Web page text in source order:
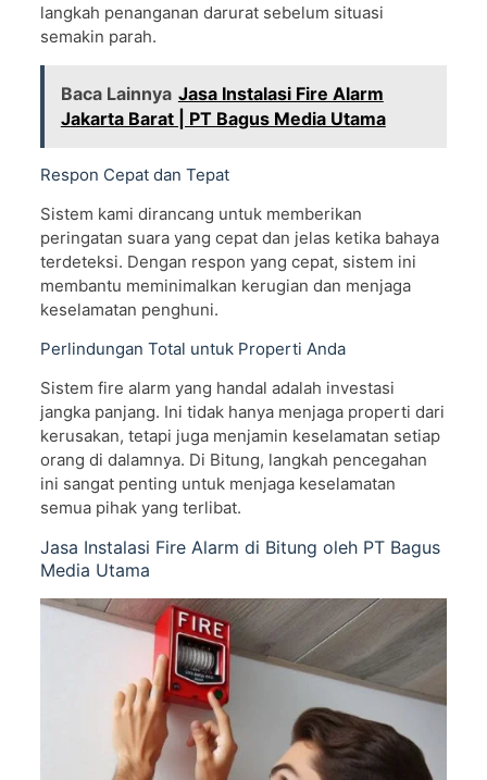
langkah penanganan darurat sebelum situasi
semakin parah.
Baca Lainnya Jasa Instalasi Fire Alarm
Jakarta Barat | PT Bagus Media Utama
Respon Cepat dan Tepat
Sistem kami dirancang untuk memberikan
peringatan suara yang cepat dan jelas ketika bahaya
terdeteksi. Dengan respon yang cepat, sistem ini
membantu meminimalkan kerugian dan menjaga
keselamatan penghuni.
Perlindungan Total untuk Properti Anda
Sistem fire alarm yang handal adalah investasi
jangka panjang. Ini tidak hanya menjaga properti dari
kerusakan, tetapi juga menjamin keselamatan setiap
orang di dalamnya. Di Bitung, langkah pencegahan
ini sangat penting untuk menjaga keselamatan
semua pihak yang terlibat.
Jasa Instalasi Fire Alarm di Bitung oleh PT Bagus
Media Utama